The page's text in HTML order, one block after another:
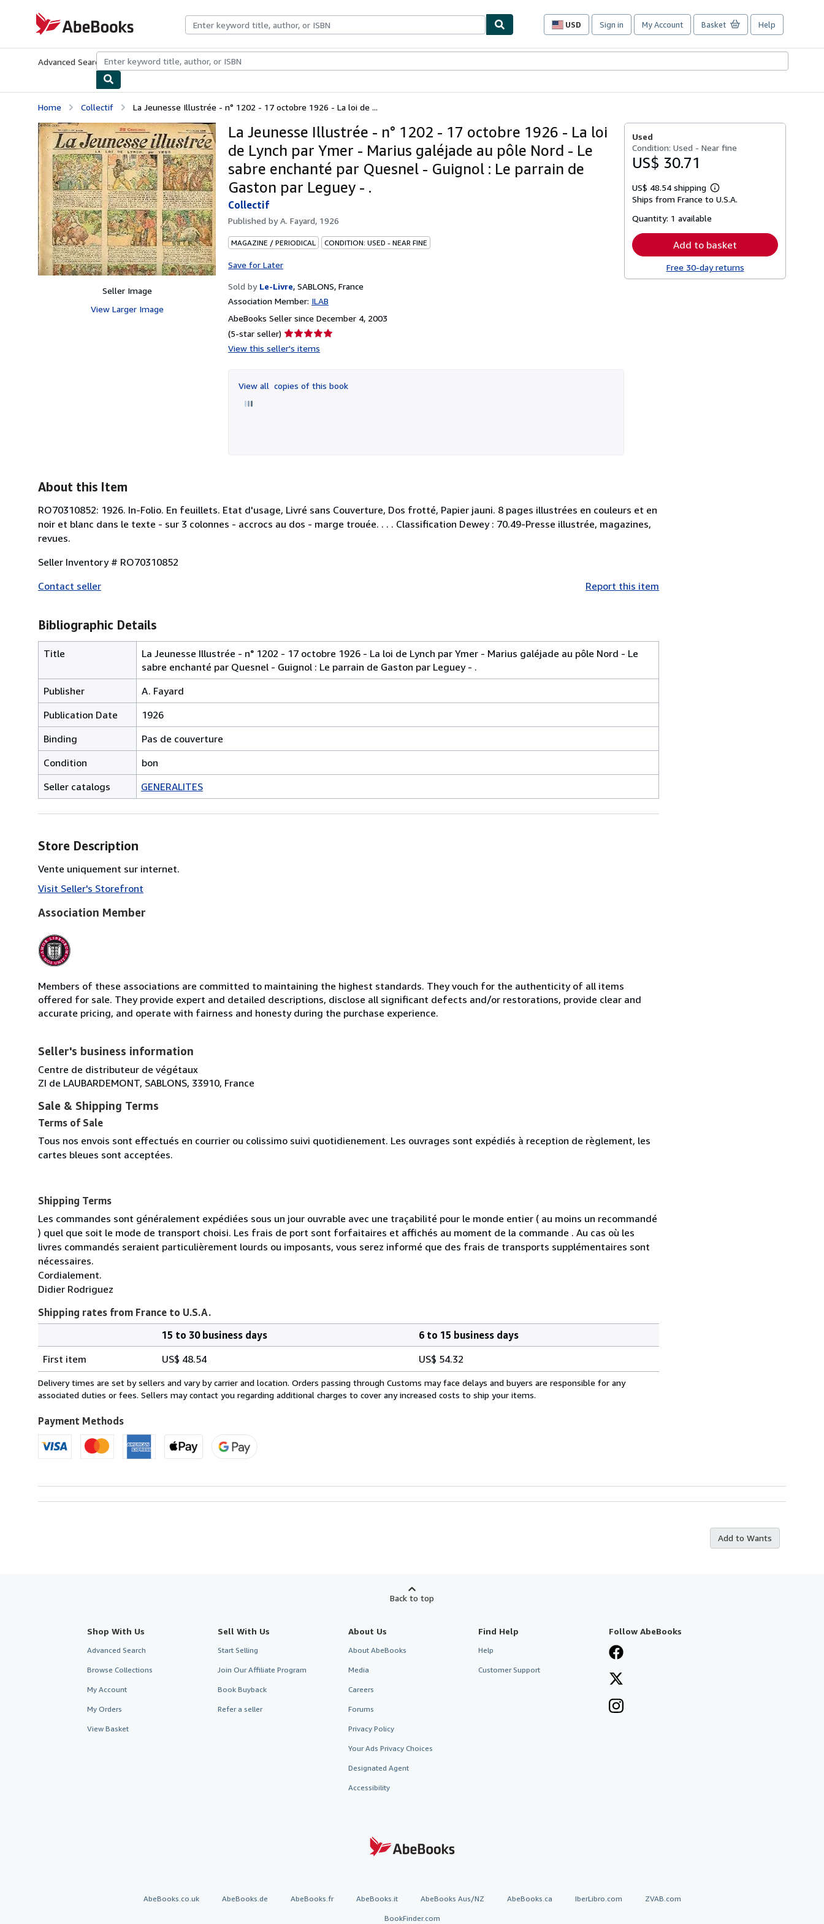
AbeBooks.com
USD
Site
preferences
Sign in My Account Basket Help
Advanced Search Browse CollectionsRare BooksArt & Collectibles
Home Collectif La Jeunesse Illustrée - n° 1202 - 17 octobre 1926 - La loi de ...
Seller Image
View Larger Image
La Jeunesse Illustrée - n° 1202 - 17 octobre 1926 - La loi
de Lynch par Ymer - Marius galéjade au pôle Nord - Le
sabre enchanté par Quesnel - Guignol : Le parrain de
Gaston par Leguey - .
Collectif
Published byA. Fayard, 1926
MAGAZINE / PERIODICAL CONDITION: USED - NEAR FINE
Save for Later
Sold by Le-Livre, SABLONS, France
Association Member: ILAB
AbeBooks Seller since December 4, 2003
(5-star seller) Seller
rating
of
5
View this seller's items
View all copies of this book
Used
Condition: Used - Near fine
US$ 30.71
US$ 48.54 shipping
Learn
more
Ships from France to U.S.A.
Quantity: 1 available
Add to basket
Free 30-day returns
About this Item
RO70310852: 1926. In-Folio. En feuillets. Etat d'usage, Livré sans Couverture, Dos frotté, Papier jauni. 8 pages illustrées en couleurs et en
noir et blanc dans le texte - sur 3 colonnes - accrocs au dos - marge trouée. . . . Classification Dewey : 70.49-Presse illustrée, magazines,
revues.
Seller Inventory # RO70310852
Contact seller
Report this item
Bibliographic Details
Title
La Jeunesse Illustrée - n° 1202 - 17 octobre 1926 - La loi de Lynch par Ymer - Marius galéjade au pôle Nord - Le
sabre enchanté par Quesnel - Guignol : Le parrain de Gaston par Leguey - .
Publisher
A. Fayard
Publication Date
1926
Binding
Pas de couverture
Condition
bon
Seller catalogs
GENERALITES
Store Description
Vente uniquement sur internet.
Visit Seller's Storefront
Association Member
Members of these associations are committed to maintaining the highest standards. They vouch for the authenticity of all items
offered for sale. They provide expert and detailed descriptions, disclose all significant defects and/or restorations, provide clear and
accurate pricing, and operate with fairness and honesty during the purchase experience.
Seller's business information
Centre de distributeur de végétaux
ZI de LAUBARDEMONT, SABLONS, 33910, France
Sale & Shipping Terms
Terms of Sale
Tous nos envois sont effectués en courrier ou colissimo suivi quotidienement. Les ouvrages sont expédiés à reception de règlement, les
cartes bleues sont acceptées.
Shipping Terms
Les commandes sont généralement expédiées sous un jour ouvrable avec une traçabilité pour le monde entier ( au moins un recommandé
) quel que soit le mode de transport choisi. Les frais de port sont forfaitaires et affichés au moment de la commande . Au cas où les
livres commandés seraient particulièrement lourds ou imposants, vous serez informé que des frais de transports supplémentaires sont
nécessaires.
Cordialement.
Didier Rodriguez
Shipping rates from France to U.S.A.
rates
from
France
U.S.A.
15 to 30 business days
6 to 15 business days
First item
US$ 48.54 US$ 54.32
Delivery times are set by sellers and vary by carrier and location. Orders passing through Customs may face delays and buyers are responsible for any
associated duties or fees. Sellers may contact you regarding additional charges to cover any increased costs to ship your items.
Payment Methods
Add to Wants
Back to top
Shop With Us
Advanced Search
Browse Collections
My Account
My Orders
View Basket
Sell With Us
Start Selling
Join Our Affiliate Program
Book Buyback
Refer a seller
About Us
About AbeBooks
Media
Careers
Forums
Privacy Policy
Your Ads Privacy Choices
Designated Agent
Accessibility
Find Help
Help
Customer Support
Follow AbeBooks
AbeBooks.co.uk AbeBooks.de AbeBooks.fr AbeBooks.it AbeBooks Aus/NZ AbeBooks.ca IberLibro.com ZVAB.com
BookFinder.com